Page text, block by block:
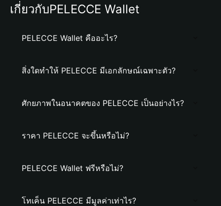
เกี่ยวกับPELECCE Wallet
PELECCE Wallet คืออะไร?
สิ่งใดทำให้ PELECCE มีเอกลักษณ์เฉพาะตัว?
ศักยภาพในอนาคตของ PELECCE เป็นอย่างไร?
ราคา PELECCE จะขึ้นหรือไม่?
PELECCE Wallet ฟรีหรือไม่?
โทเค็น PELECCE มีมูลค่าเท่าไร?